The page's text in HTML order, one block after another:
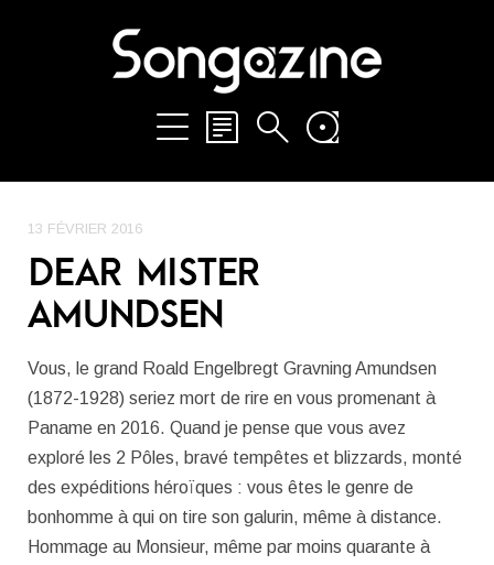
13 FÉVRIER 2016
DEAR MISTER
AMUNDSEN
Vous, le grand Roald Engelbregt Gravning Amundsen
(1872-1928) seriez mort de rire en vous promenant à
Paname en 2016. Quand je pense que vous avez
exploré les 2 Pôles, bravé tempêtes et blizzards, monté
des expéditions héroïques : vous êtes le genre de
bonhomme à qui on tire son galurin, même à distance.
Hommage au Monsieur, même par moins quarante à